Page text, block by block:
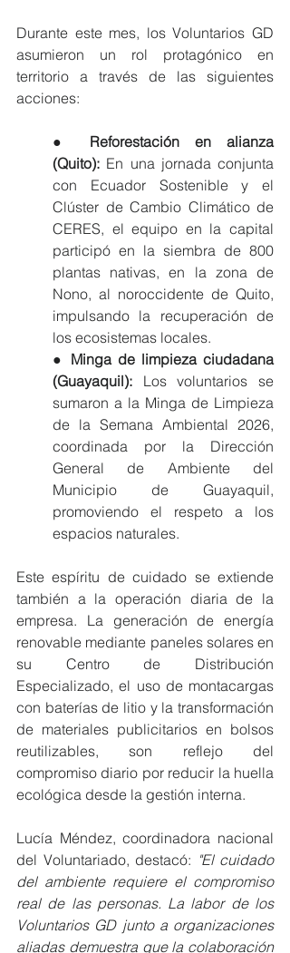
Durante este mes, los Voluntarios GD
asumieron un rol protagónico en
territorio a través de las siguientes
acciones:
● Reforestación en alianza
(Quito): En una jornada conjunta
con Ecuador Sostenible y el
Clúster de Cambio Climático de
CERES, el equipo en la capital
participó en la siembra de 800
plantas nativas, en la zona de
Nono, al noroccidente de Quito,
impulsando la recuperación de
los ecosistemas locales.
● Minga de limpieza ciudadana
(Guayaquil): Los voluntarios se
sumaron a la Minga de Limpieza
de la Semana Ambiental 2026,
coordinada por la Dirección
General de Ambiente del
Municipio de Guayaquil,
promoviendo el respeto a los
espacios naturales.
Este espíritu de cuidado se extiende
también a la operación diaria de la
empresa. La generación de energía
renovable mediante paneles solares en
su Centro de Distribución
Especializado, el uso de montacargas
con baterías de litio y la transformación
de materiales publicitarios en bolsos
reutilizables, son reflejo del
compromiso diario por reducir la huella
ecológica desde la gestión interna.
Lucía Méndez, coordinadora nacional
del Voluntariado, destacó: "El cuidado
del ambiente requiere el compromiso
real de las personas. La labor de los
Voluntarios GD junto a organizaciones
aliadas demuestra que la colaboración